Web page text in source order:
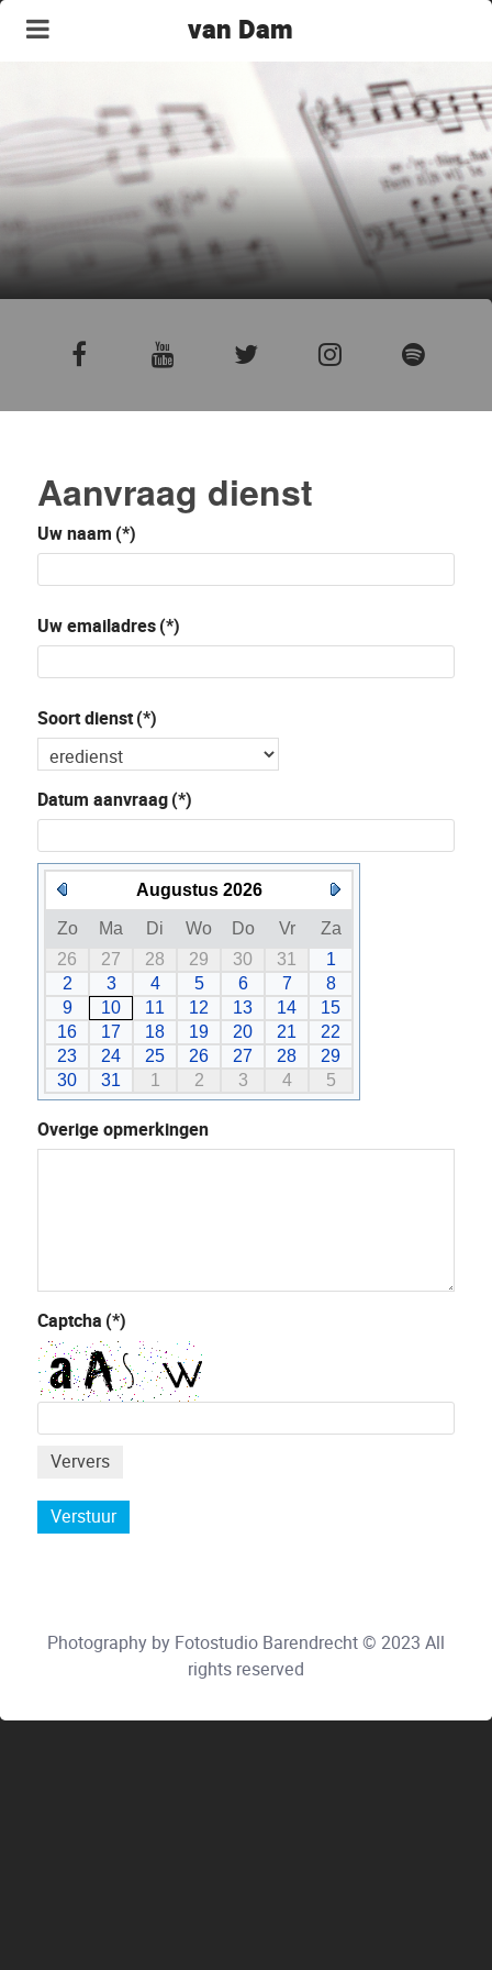
van Dam
Aanvraag dienst
Uw naam (*)
Uw emailadres(*)
Soort dienst(*)
Datum aanvraag(*)
Augustus 2026
Zo Ma Di Wo Do Vr
Za
26
27 28 29 30 31
1
2
3 4 5 6 7
8
9
10 11 12 13 14
15
16
17 18 19 20 21
22
23
24 25 26 27 28
29
30
31 1 2 3 4 5
Overige opmerkingen
Captcha (*)
Ververs
Verstuur
Photography by Fotostudio Barendrecht © 2023 All
rights reserved